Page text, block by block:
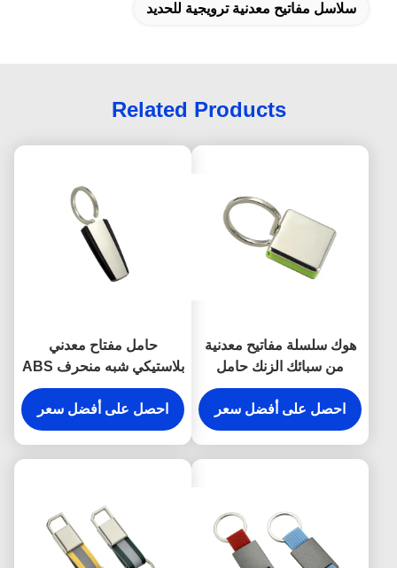
سلاسل مفاتيح معدنية ترويجية للحديد
Related Products
هوك سلسلة مفاتيح معدنية
من سبائك الزنك حامل
المفاجئة المضادة للصدأ
محفورة أقراط معدنية
احصل على أفضل سعر
حامل مفتاح معدني
بلاستيكي شبه منحرف ABS
مطلي بالفضة
احصل على أفضل سعر